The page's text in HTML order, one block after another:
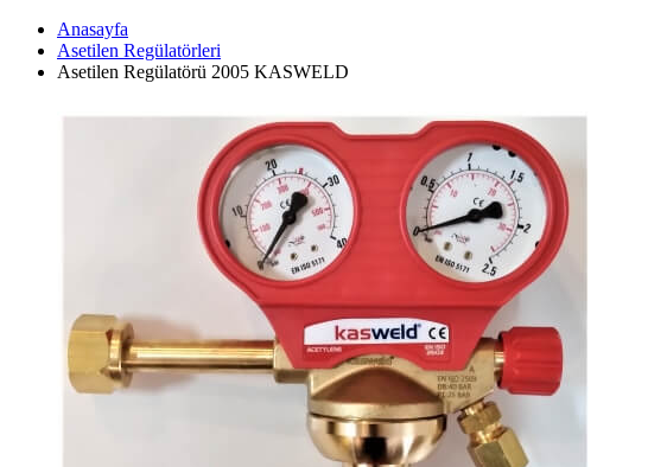
Anasayfa
Asetilen Regülatörleri
Asetilen Regülatörü 2005 KASWELD